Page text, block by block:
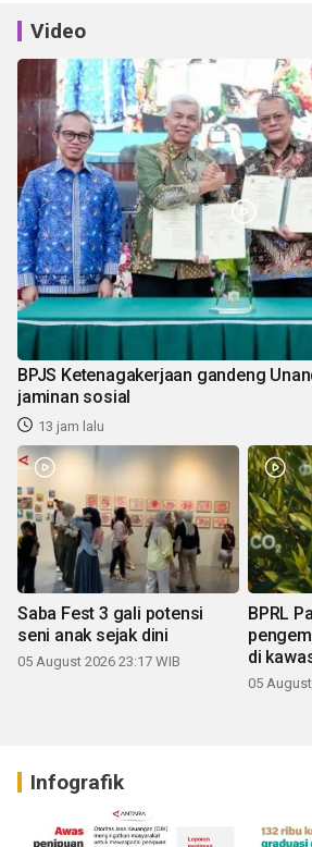
Video
BPJS Ketenagakerjaan gandeng
jaminan sosial
13 jam lalu
Saba Fest 3 gali potensi
seni anak sejak dini
05 August 2026 23:17 WIB
BPRL
di
05
Infografik